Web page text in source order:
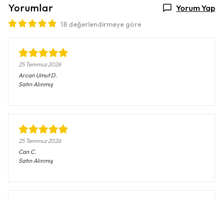
Yorumlar Yorum Yap
18 değerlendirmeye göre
25 Temmuz 2026
Arcan Umut D.
Satın Alınmış
25 Temmuz 2026
Can C.
Satın Alınmış